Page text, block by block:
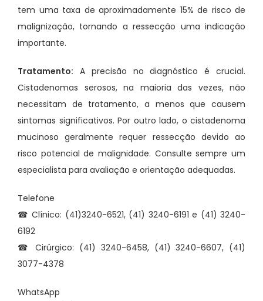
tem uma taxa de aproximadamente 15% de risco de
malignização, tornando a ressecção uma indicação
importante.
Tratamento: A precisão no diagnóstico é crucial.
Cistadenomas serosos, na maioria das vezes, não
necessitam de tratamento, a menos que causem
sintomas significativos. Por outro lado, o cistadenoma
mucinoso geralmente requer ressecção devido ao
risco potencial de malignidade. Consulte sempre um
especialista para avaliação e orientação adequadas.
Telefone
☎ Clínico: (41)3240-6521, (41) 3240-6191 e (41) 3240-
6192
☎ Cirúrgico: (41) 3240-6458, (41) 3240-6607, (41)
3077-4378
WhatsApp